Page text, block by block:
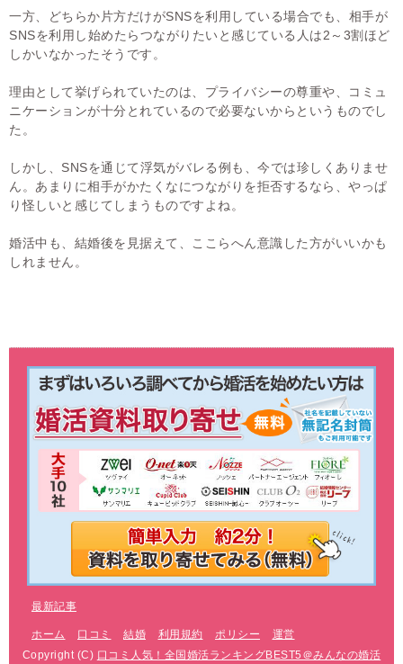
一方、どちらか片方だけがSNSを利用している場合でも、相手が
SNSを利用し始めたらつながりたいと感じている人は2～3割ほど
しかいなかったそうです。
理由として挙げられていたのは、プライバシーの尊重や、コミュ
ニケーションが十分とれているので必要ないからというものでし
た。
しかし、SNSを通じて浮気がバレる例も、今では珍しくありませ
ん。あまりに相手がかたくなにつながりを拒否するなら、やっぱ
り怪しいと感じてしまうものですよね。
婚活中も、結婚後を見据えて、ここらへん意識した方がいいかも
しれません。
最新記事
ホーム 口コミ 結婚 利用規約 ポリシー
運営
Copyright (C) 口コミ人気！全国婚活ランキングBEST5＠みんなの婚活